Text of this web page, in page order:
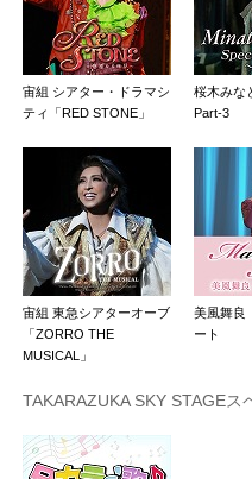
宙組 シアター・ドラマシ
ティ「RED STONE」
桜木みな
Part-3
宙組 東急シアターオーブ
「ZORRO THE
MUSICAL」
美風舞
ート
TAKARAZUKA SKY STAGEス